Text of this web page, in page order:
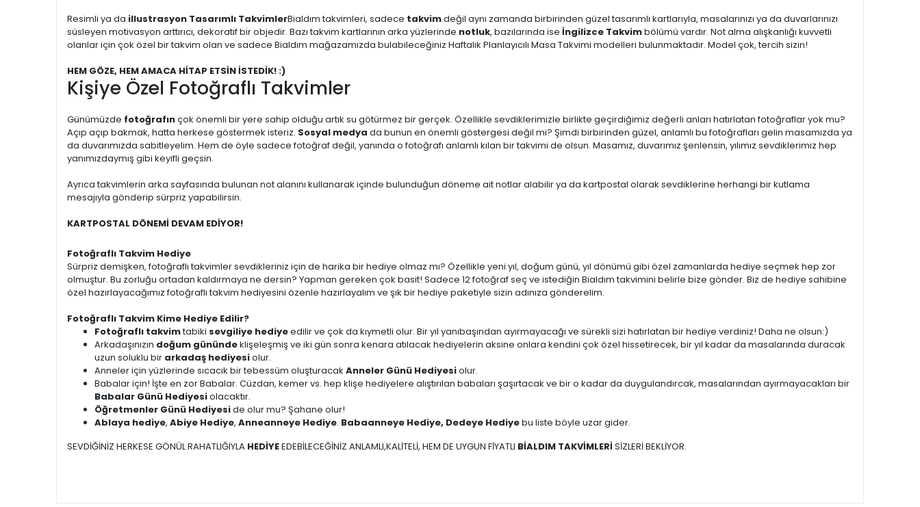
Resimli ya da illustrasyon Tasarımlı TakvimlerBialdım takvimleri, sadece takvimdeğil aynı zamanda birbirinden güzel tasarımlı kartlarıyla, masalarınızı ya da duvarlarınızı
süsleyen motivasyon arttırıcı, dekoratif bir objedir. Bazı takvim kartlarının arka yüzlerinde notluk, bazılarında ise İngilizce Takvimbölümü vardır. Not alma alışkanlığı kuvvetli
olanlar için çok özel bir takvim olan ve sadece Bialdım mağazamızda bulabileceğiniz Haftalık Planlayıcılı Masa Takvimi modelleri bulunmaktadır. Model çok, tercih sizin!
HEM GÖZE, HEM AMACA HİTAP ETSİN İSTEDİK! :)
Kişiye Özel Fotoğraflı Takvimler
Günümüzde fotoğrafınçok önemli bir yere sahip olduğu artık su götürmez bir gerçek. Özellikle sevdiklerimizle birlikte geçirdiğimiz değerli anları hatırlatan fotoğraflar yok mu?
Açıp açıp bakmak, hatta herkese göstermek isteriz. Sosyal medya da bunun en önemli göstergesi değil mi? Şimdi birbirinden güzel, anlamlı bu fotoğrafları gelin masamızda ya
da duvarımızda sabitleyelim. Hem de öyle sadece fotoğraf değil, yanında o fotoğrafı anlamlı kılan bir takvimi de olsun. Masamız, duvarımız şenlensin, yılımız sevdiklerimiz hep
yanımızdaymış gibi keyifli geçsin.
Ayrıca takvimlerin arka sayfasında bulunan not alanını kullanarak içinde bulunduğun döneme ait notlar alabilir ya da kartpostal olarak sevdiklerine herhangi bir kutlama
mesajıyla gönderip sürpriz yapabilirsin.
KARTPOSTAL DÖNEMİ DEVAM EDİYOR!
Fotoğraflı Takvim Hediye
Sürpriz demişken, fotoğraflı takvimler sevdikleriniz için de harika bir hediye olmaz mı? Özellikle yeni yıl, doğum günü, yıl dönümü gibi özel zamanlarda hediye seçmek hep zor
olmuştur. Bu zorluğu ortadan kaldırmaya ne dersin? Yapman gereken çok basit! Sadece 12 fotoğraf seç ve istediğin Bialdım takvimini belirle bize gönder. Biz de hediye sahibine
özel hazırlayacağımız fotoğraflı takvim hediyesini özenle hazırlayalım ve şık bir hediye paketiyle sizin adınıza gönderelim.
Fotoğraflı Takvim Kime Hediye Edilir?
Fotoğraflı takvimtabiki sevgiliye hediyeedilir ve çok da kıymetli olur. Bir yıl yanıbaşından ayırmayacağı ve sürekli sizi hatırlatan bir hediye verdiniz! Daha ne olsun:)
Arkadaşınızın doğum günündeklişeleşmiş ve iki gün sonra kenara atılacak hediyelerin aksine onlara kendini çok özel hissetirecek, bir yıl kadar da masalarında duracak
uzun soluklu bir arkadaş hediyesiolur.
Anneler için yüzlerinde sıcacık bir tebessüm oluşturacak Anneler Günü Hediyesiolur.
Babalar için! İşte en zor Babalar. Cüzdan, kemer vs. hep klişe hediyelere alıştırılan babaları şaşırtacak ve bir o kadar da duygulandırcak, masalarından ayırmayacakları bir
Babalar Günü Hediyesiolacaktır.
Öğretmenler Günü Hediyeside olur mu? Şahane olur!
Ablaya hediye, Abiye Hediye, Anneanneye Hediye. Babaanneye Hediye, Dedeye Hediyebu liste böyle uzar gider.
SEVDİĞİNİZ HERKESE GÖNÜL RAHATLIĞIYLA HEDİYEEDEBİLECEĞİNİZ ANLAMLI,KALİTELİ, HEM DE UYGUN FİYATLI BİALDIM TAKVİMLERİ SİZLERİ BEKLİYOR.